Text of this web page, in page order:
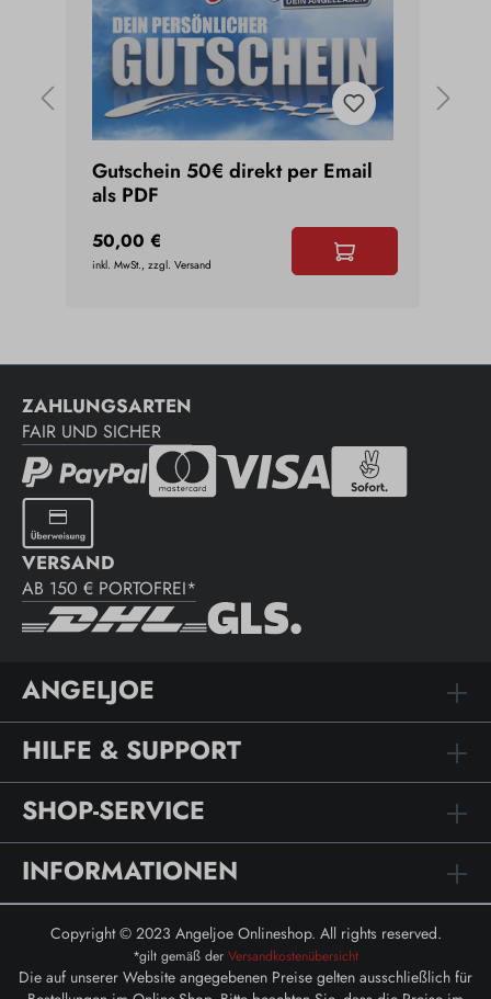
Gutschein 50€ direkt per Email
als PDF
50,00 €
inkl. MwSt., zzgl. Versand
ZAHLUNGSARTEN
FAIR UND SICHER
VERSAND
AB 150 € PORTOFREI*
ANGELJOE
HILFE & SUPPORT
SHOP-SERVICE
INFORMATIONEN
Copyright © 2023 Angeljoe Onlineshop. All rights reserved.
*gilt gemäß der Versandkostenübersicht
Die auf unserer Website angegebenen Preise gelten ausschließlich für